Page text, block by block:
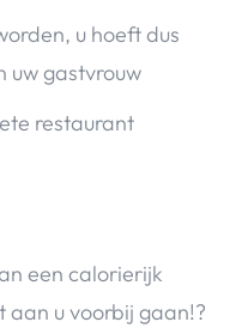
u hoeft dus
uw gastvrouw
restaurant
een calorierijk
u voorbij gaan!?